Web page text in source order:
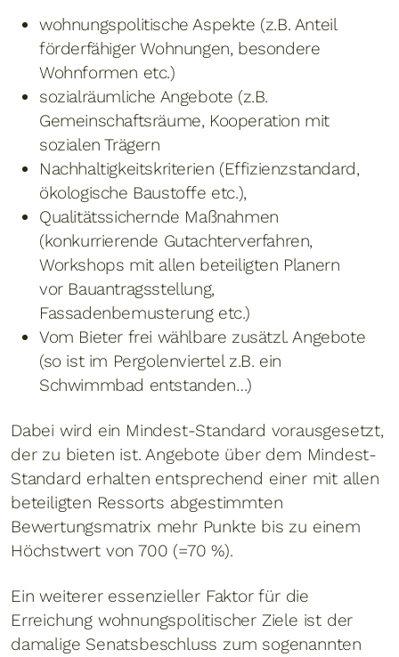
wohnungspolitische Aspekte (z.B. Anteil
förderfähiger Wohnungen, besondere
Wohnformen etc.)
sozialräumliche Angebote (z.B.
Gemeinschaftsräume, Kooperation mit
sozialen Trägern
Nachhaltigkeitskriterien (Effizienzstandard,
ökologische Baustoffe etc.),
Qualitätssichernde Maßnahmen
(konkurrierende Gutachterverfahren,
Workshops mit allen beteiligten Planern
vor Bauantragsstellung,
Fassadenbemusterung etc.)
Vom Bieter frei wählbare zusätzl. Angebote
(so ist im Pergolenviertel z.B. ein
Schwimmbad entstanden…)
Dabei wird ein Mindest-Standard vorausgesetzt,
der zu bieten ist. Angebote über dem Mindest-
Standard erhalten entsprechend einer mit allen
beteiligten Ressorts abgestimmten
Bewertungsmatrix mehr Punkte bis zu einem
Höchstwert von 700 (=70 %).
Ein weiterer essenzieller Faktor für die
Erreichung wohnungspolitischer Ziele ist der
damalige Senatsbeschluss zum sogenannten